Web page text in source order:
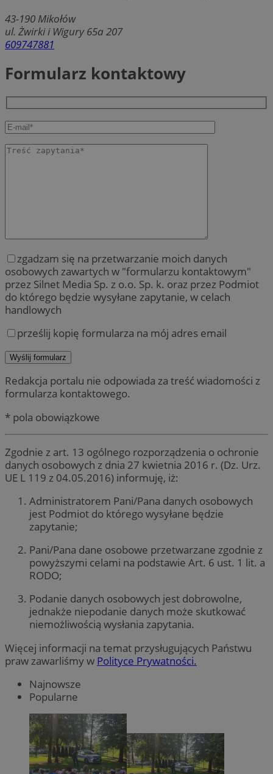
43-190 Mikołów
ul. Żwirki i Wigury 65a 207
609747881
Formularz kontaktowy
zgadzam się na przetwarzanie moich danych
osobowych zawartych w "formularzu kontaktowym"
przez Silnet Media Sp. z o.o. Sp. k. oraz przez Podmiot
do którego będzie wysyłane zapytanie, w celach
handlowych
prześlij kopię formularza na mój adres email
Redakcja portalu nie odpowiada za treść wiadomości z
formularza kontaktowego.
* pola obowiązkowe
Zgodnie z art. 13 ogólnego rozporządzenia o ochronie
danych osobowych z dnia 27 kwietnia 2016 r. (Dz. Urz.
UE L 119 z 04.05.2016) informuję, iż:
Administratorem Pani/Pana danych osobowych
jest Podmiot do którego wysyłane będzie
zapytanie;
Pani/Pana dane osobowe przetwarzane zgodnie z
powyższymi celami na podstawie Art. 6 ust. 1 lit. a
RODO;
Podanie danych osobowych jest dobrowolne,
jednakże niepodanie danych może skutkować
niemożliwością wysłania zapytania.
Więcej informacji na temat przysługujących Państwu
praw zawarliśmy w Polityce Prywatności.
Najnowsze
Popularne